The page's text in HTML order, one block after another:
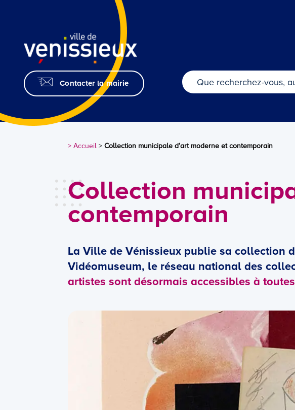
Contacter la mairie
> Accueil >Collection municipale d’art moderne et contemporain
Collection
contemporain
La Ville de Vénissieux publie sa collection
Vidéomuseum, le réseau national des
artistes sont désormais accessibles à